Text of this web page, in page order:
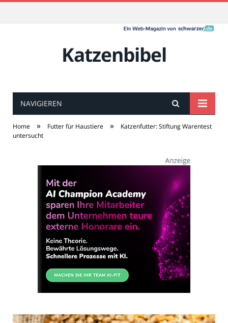
Katzenbibel
NAVIGIEREN
Home » Futter für Haustiere »
Katzenfutter: Stiftung Warentest
untersucht